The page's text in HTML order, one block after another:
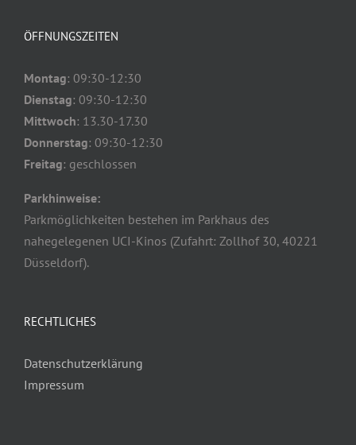
ÖFFNUNGSZEITEN
Montag: 09:30-12:30
Dienstag: 09:30-12:30
Mittwoch: 13.30-17.30
Donnerstag: 09:30-12:30
Freitag: geschlossen
Parkhinweise:
Parkmöglichkeiten bestehen im Parkhaus des
nahegelegenen UCI-Kinos (Zufahrt: Zollhof 30, 40221
Düsseldorf).
RECHTLICHES
Datenschutzerklärung
Impressum